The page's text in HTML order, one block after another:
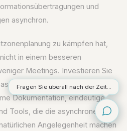
und
asynchron.
zu kämpfen hat,
in einem besseren
Meetings. Investieren Sie
Kommunikation: klare
Dokumentation, eindeutige
Tools, die die asynchrone
Angelegenheit machen
Fragen Sie überall nach der Zeit...